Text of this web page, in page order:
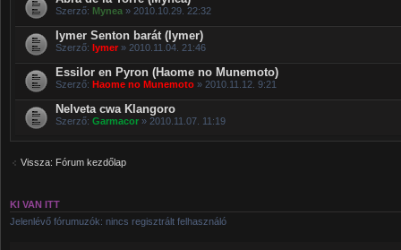
Szerző: Mynea » 2010.10.29. 22:32
Iymer Senton barát (Iymer)
Szerző: Iymer » 2010.11.04. 21:46
Essilor en Pyron (Haome no Munemoto)
Szerző: Haome no Munemoto » 2010.11.12. 9:21
Nelveta cwa Klangoro
Szerző: Garmacor » 2010.11.07. 11:19
Vissza: Fórum kezdőlap
KI VAN ITT
Jelenlévő fórumuzók: nincs regisztrált felhasználó